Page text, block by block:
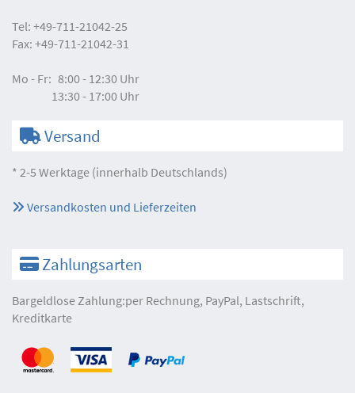
Tel: +49-711-21042-25
Fax: +49-711-21042-31
Mo - Fr: 8:00 - 12:30 Uhr
13:30 - 17:00 Uhr
Versand
* 2-5 Werktage (innerhalb Deutschlands)
Versandkosten und Lieferzeiten
Zahlungsarten
Bargeldlose Zahlung:per Rechnung, PayPal, Lastschrift,
Kreditkarte